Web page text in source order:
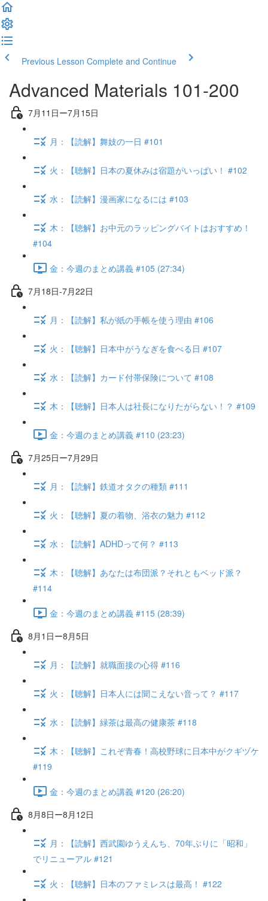
Previous Lesson Complete and Continue
Advanced Materials 101-200
7月11日ー7月15日
月：【読解】舞妓の一日 #101
火：【聴解】日本の夏休みは宿題がいっぱい！ #102
水：【読解】漫画家になるには #103
木：【聴解】お中元のラッピングバイトはおすすめ！
#104
金：今週のまとめ講義 #105 (27:34)
7月18日-7月22日
月：【読解】私が紙の手帳を使う理由 #106
火：【聴解】日本中がうなぎを食べる日 #107
水：【読解】カード付帯保険について #108
木：【聴解】日本人は社長になりたがらない！？ #109
金：今週のまとめ講義 #110 (23:23)
7月25日ー7月29日
月：【読解】鉄道オタクの種類 #111
火：【聴解】夏の着物、浴衣の魅力 #112
水：【読解】ADHDって何？ #113
木：【聴解】あなたは布団派？それともベッド派？
#114
金：今週のまとめ講義 #115 (28:39)
8月1日ー8月5日
月：【読解】就職面接の心得 #116
火：【聴解】日本人には聞こえない音って？ #117
水：【読解】緑茶は最高の健康茶 #118
木：【聴解】これぞ青春！高校野球に日本中がクギヅケ
#119
金：今週のまとめ講義 #120 (26:20)
8月8日ー8月12日
月：【読解】西武園ゆうえんち、70年ぶりに「昭和」
でリニューアル #121
火：【聴解】日本のファミレスは最高！ #122